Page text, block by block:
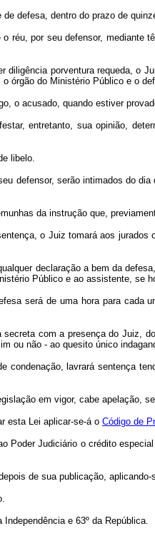
dentro do prazo de
por seu defensor, mediante
porventura requeda, o
órgão do Ministério Público e o
acusado, quando estiver
entretanto, sua opinião,
libelo.
defensor, serão intimados do
da instrução que,
o Juiz tomará aos
declaração a bem da
Público e ao assistente, se
será de uma hora para cada
com a presença do Juiz,
ou não - ao quesito único
lavrará sentença
em vigor, cabe apelação,
esta Lei aplicar-se-á o Código de
Poder Judiciário o crédito
de sua publicação,
e 63º da República.